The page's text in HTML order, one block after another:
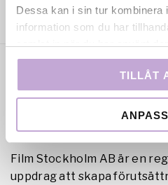
Dessa kan i sin tur kombinera
information som du har
samlat in när du har använt
TILLÅT
Film Stockholm AB är en
uppdrag att skapa